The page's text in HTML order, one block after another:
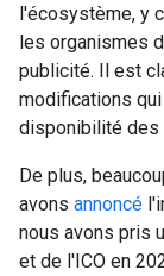
l'écosystème, y
les organismes
publicité. Il est
modifications
disponibilité des
De plus,
avons annoncé
nous avons pris
et de l'ICO en